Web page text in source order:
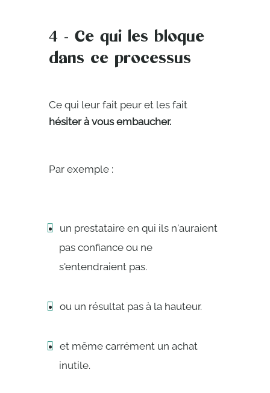
4 - Ce qui les bloque
dans ce processus
Ce qui leur fait peur et les fait
hésiter à vous embaucher.
Par exemple :
un prestataire en qui ils n'auraient
pas confiance ou ne
s'entendraient pas.
ou un résultat pas à la hauteur.
et même carrément un achat
inutile.